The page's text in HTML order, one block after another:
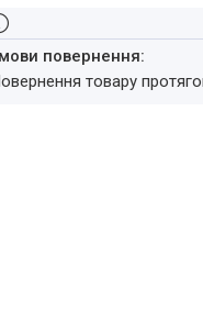
повернення товару